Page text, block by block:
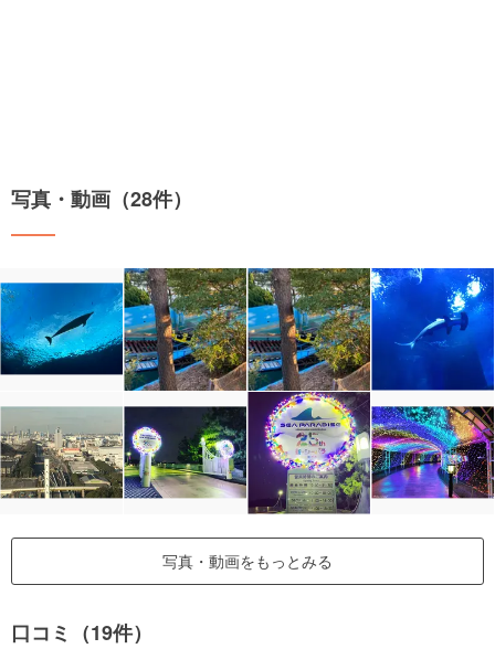
写真・動画（28件）
写真・動画をもっとみる
口コミ（19件）